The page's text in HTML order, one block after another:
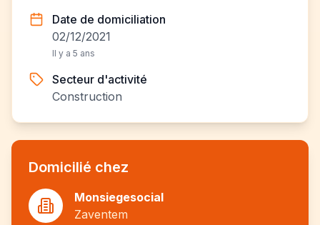
Date de domiciliation
02/12/2021
Il y a 5 ans
Secteur d'activité
Construction
Domicilié chez
Monsiegesocial
Zaventem